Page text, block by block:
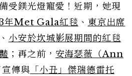
受鎂光燈寵愛！近期，她現
年Met Gala紅毯 、 東京出席
小安於坎城影展期間的紅毯
；再之前， 安海瑟薇（Ann
傳與 「小丑」傑瑞德雷托